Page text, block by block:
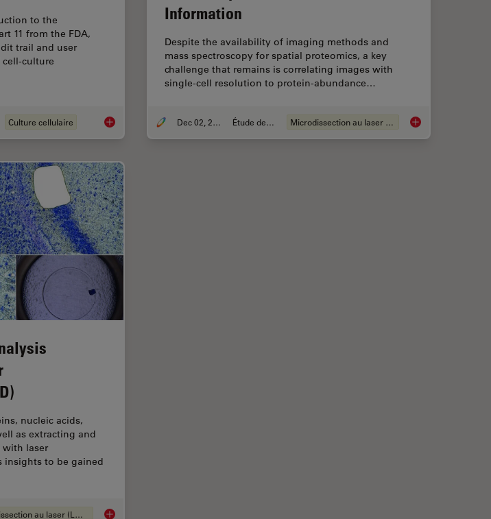
to the
11 from the FDA,
trail and user
culture
Culture cellulaire Introduction to 21 CFR Part 11 for Electronic Records of Cell Culture
Information
Despite the availability of imaging methods and
mass spectroscopy for spatial proteomics, a key
challenge that remains is correlating images with
single-cell resolution to protein-abundance…
Dec 02, 2024 Étude de cas Microdissection au laser (LMD) Deep Visual
nucleic acids,
as extracting and
with laser
insights to be gained
Microdissection au laser (LMD) Molecular Biology Analysis facilitated with Laser Microdissection (LMD)